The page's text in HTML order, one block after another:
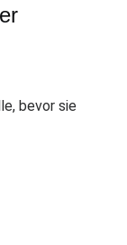
bevor sie